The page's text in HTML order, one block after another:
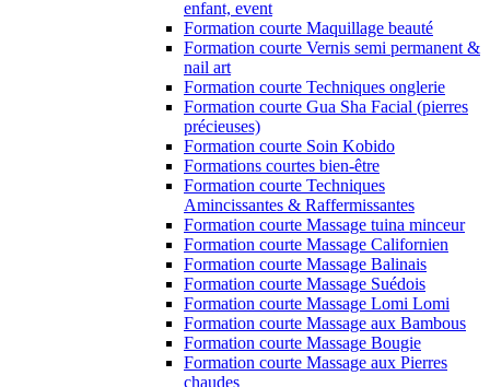
enfant, event
Formation courte Maquillage beauté
Formation courte Vernis semi permanent &
nail art
Formation courte Techniques onglerie
Formation courte Gua Sha Facial (pierres
précieuses)
Formation courte Soin Kobido
Formations courtes bien-être
Formation courte Techniques
Amincissantes & Raffermissantes
Formation courte Massage tuina minceur
Formation courte Massage Californien
Formation courte Massage Balinais
Formation courte Massage Suédois
Formation courte Massage Lomi Lomi
Formation courte Massage aux Bambous
Formation courte Massage Bougie
Formation courte Massage aux Pierres
chaudes